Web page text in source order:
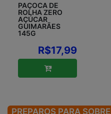
PAÇOCA DE
ROLHA ZERO
AÇÚCAR
GUIMARÃES
145G
R$17,99
PREPAROS PARA